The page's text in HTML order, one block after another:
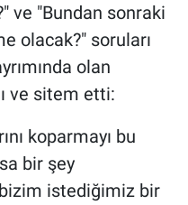
ve "Bundan sonraki
olacak?" soruları
olan
ve sitem etti:
koparmayı bu
bir şey
istediğimiz bir